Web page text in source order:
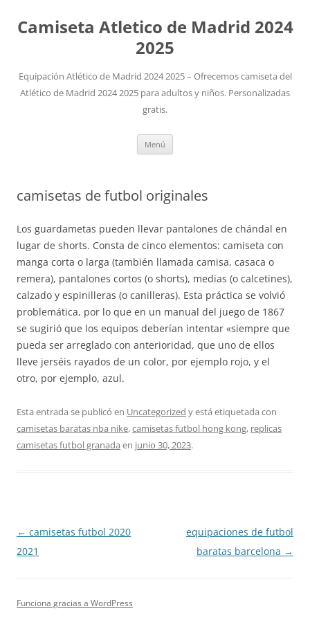
Camiseta Atletico de Madrid 2024
2025
Equipación Atlético de Madrid 2024 2025 – Ofrecemos camiseta del
Atlético de Madrid 2024 2025 para adultos y niños. Personalizadas
gratis.
Menú
camisetas de futbol originales
Los guardametas pueden llevar pantalones de chándal en
lugar de shorts. Consta de cinco elementos: camiseta con
manga corta o larga (también llamada camisa, casaca o
remera), pantalones cortos (o shorts), medias (o calcetines),
calzado y espinilleras (o canilleras). Esta práctica se volvió
problemática, por lo que en un manual del juego de 1867
se sugirió que los equipos deberían intentar «siempre que
pueda ser arreglado con anterioridad, que uno de ellos
lleve jerséis rayados de un color, por ejemplo rojo, y el
otro, por ejemplo, azul.
Esta entrada se publicó en Uncategorized y está etiquetada con
camisetas baratas nba nike,camisetas futbol hong kong, replicas
camisetas futbol granada en junio 30, 2023.
Navegación
de
← camisetas futbol 2020
2021
equipaciones de futbol
baratas barcelona →
Funciona gracias a WordPress